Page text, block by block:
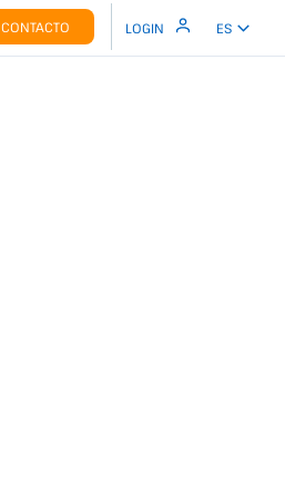
CONTACTO LOGIN ES